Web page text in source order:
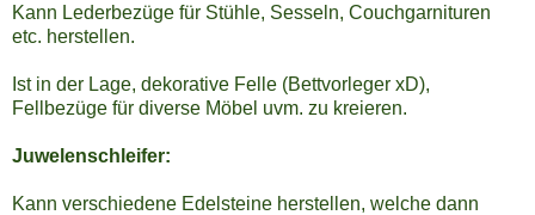
Kann Lederbezüge für Stühle, Sesseln, Couchgarnituren
etc. herstellen.
Ist in der Lage, dekorative Felle (Bettvorleger xD),
Fellbezüge für diverse Möbel uvm. zu kreieren.
Juwelenschleifer:
Kann verschiedene Edelsteine herstellen, welche dann